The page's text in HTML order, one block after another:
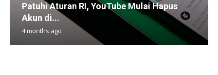
Patuhi Aturan RI, YouTube Mulai Hapus
Akun di...
4 months ago